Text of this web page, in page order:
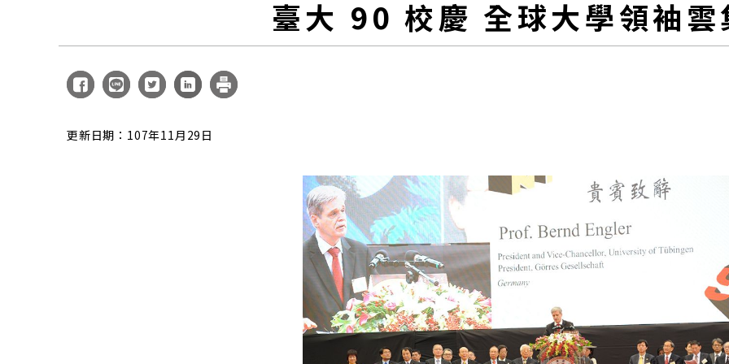
臺大 90 校慶 全球大學領袖雲
更新日期：107年11月29日